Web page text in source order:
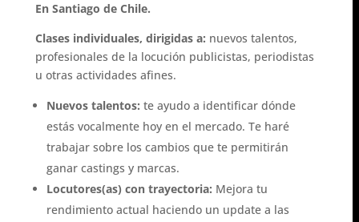
En Santiago de Chile.
Clases individuales, dirigidas a: nuevos talentos,
profesionales de la locución publicistas, periodistas
u otras actividades afines.
Nuevos talentos: te ayudo a identificar dónde
estás vocalmente hoy en el mercado. Te haré
trabajar sobre los cambios que te permitirán
ganar castings y marcas.
Locutores(as) con trayectoria: Mejora tu
rendimiento actual haciendo un update a las